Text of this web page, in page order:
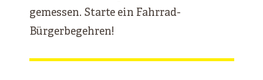
gemessen. Starte ein Fahrrad-
Bürgerbegehren!